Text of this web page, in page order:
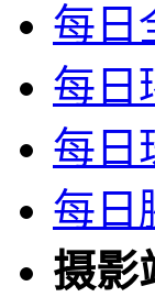
每日
每日
每日
每日
摄影